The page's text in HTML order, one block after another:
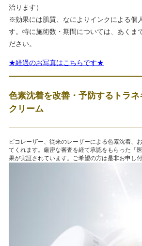
治ります）
※効果には肌質、なによりインクによる個
す。特に施術数・期間については、あくま
ださい。
★経過のお写真はこちらです★
色素沈着を改善・予防するトラネ
クリーム
ピコレーザー、従来のレーザーによる色素沈着、
てくれます。厳密な審査を経て承認をもらった「
果が実証されています。ご希望の方は是非お申し付